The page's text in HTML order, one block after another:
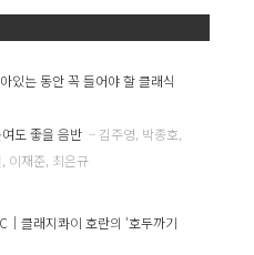
있는 동안 꼭 들어야 할 클래식
여도 좋을 음반 – 김주영, 박종호,
이재준, 최은규
｜클래지콰이 호란의 ‘호두까기